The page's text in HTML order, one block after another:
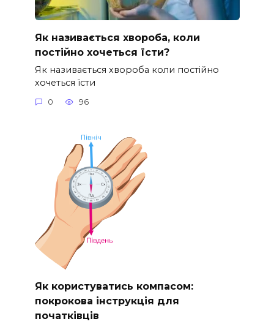
Як називається хвороба, коли
постійно хочеться їсти?
Як називається хвороба коли постійно
хочеться їсти
0 96
Як користуватись компасом:
покрокова інструкція для
початківців